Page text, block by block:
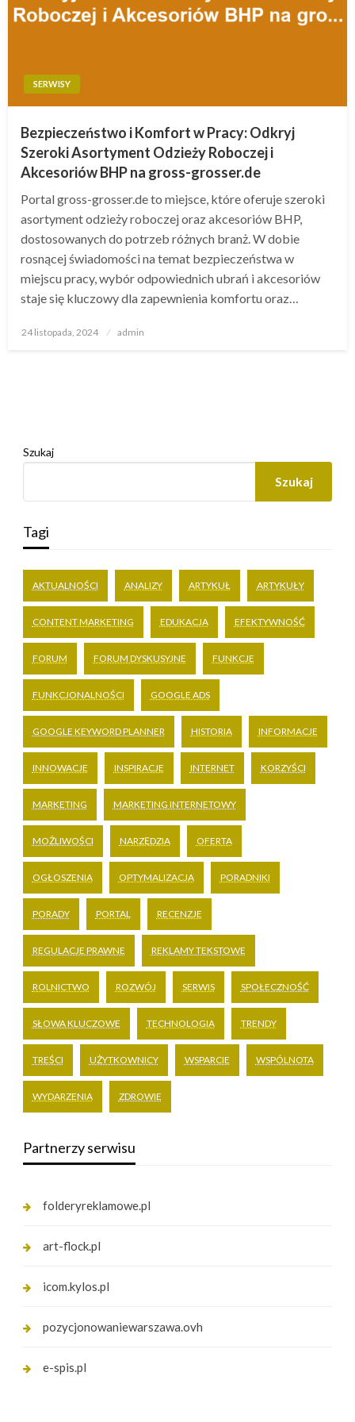
SERWISY
Bezpieczeństwo i Komfort w Pracy: Odkryj
Szeroki Asortyment Odzieży Roboczej i
Akcesoriów BHP na gross-grosser.de
Portal gross-grosser.de to miejsce, które oferuje szeroki
asortyment odzieży roboczej oraz akcesoriów BHP,
dostosowanych do potrzeb różnych branż. W dobie
rosnącej świadomości na temat bezpieczeństwa w
miejscu pracy, wybór odpowiednich ubrań i akcesoriów
staje się kluczowy dla zapewnienia komfortu oraz…
Opublikowane
24 listopada, 2024 admin
Szukaj
Szukaj
Tagi
AKTUALNOŚCI ANALIZY ARTYKUŁ ARTYKUŁY
CONTENT MARKETING EDUKACJA EFEKTYWNOŚĆ
FORUM FORUM DYSKUSYJNE FUNKCJE
FUNKCJONALNOŚCI GOOGLE ADS
GOOGLE KEYWORD PLANNER HISTORIA INFORMACJE
INNOWACJE INSPIRACJE INTERNET KORZYŚCI
MARKETING MARKETING INTERNETOWY
MOŻLIWOŚCI NARZĘDZIA OFERTA
OGŁOSZENIA OPTYMALIZACJA PORADNIKI
PORADY PORTAL RECENZJE
REGULACJE PRAWNE REKLAMY TEKSTOWE
ROLNICTWO ROZWÓJ SERWIS SPOŁECZNOŚĆ
SŁOWA KLUCZOWE TECHNOLOGIA TRENDY
TREŚCI UŻYTKOWNICY WSPARCIE WSPÓLNOTA
WYDARZENIA ZDROWIE
Partnerzy serwisu
folderyreklamowe.pl
art-flock.pl
icom.kylos.pl
pozycjonowaniewarszawa.ovh
e-spis.pl